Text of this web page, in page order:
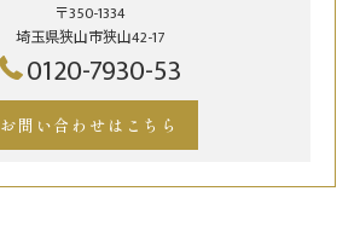
〒350-1334
埼玉県狭山市狭山42-17
0120-7930-53
お問い合わせはこちら